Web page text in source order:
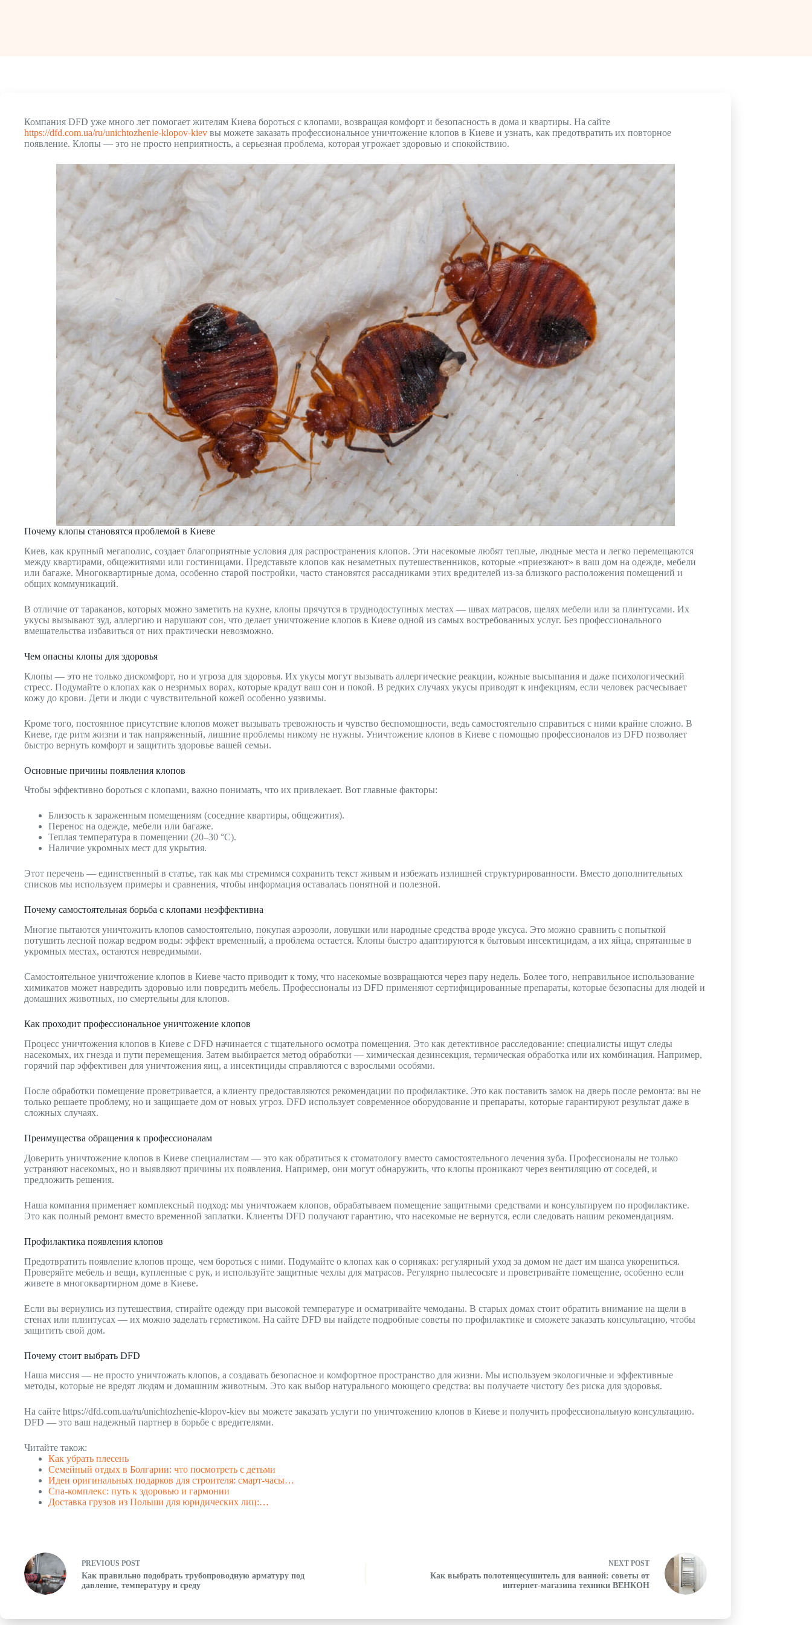
Компания DFD уже много лет помогает жителям Киева бороться с клопами, возвращая комфорт и безопасность в дома и квартиры. На сайте
https://dfd.com.ua/ru/unichtozhenie-klopov-kiev вы можете заказать профессиональное уничтожение клопов в Киеве и узнать, как предотвратить их повторное
появление. Клопы — это не просто неприятность, а серьезная проблема, которая угрожает здоровью и спокойствию.
Почему клопы становятся проблемой в Киеве
Киев, как крупный мегаполис, создает благоприятные условия для распространения клопов. Эти насекомые любят теплые, людные места и легко перемещаются
между квартирами, общежитиями или гостиницами. Представьте клопов как незаметных путешественников, которые «приезжают» в ваш дом на одежде, мебели
или багаже. Многоквартирные дома, особенно старой постройки, часто становятся рассадниками этих вредителей из-за близкого расположения помещений и
общих коммуникаций.
В отличие от тараканов, которых можно заметить на кухне, клопы прячутся в труднодоступных местах — швах матрасов, щелях мебели или за плинтусами. Их
укусы вызывают зуд, аллергию и нарушают сон, что делает уничтожение клопов в Киеве одной из самых востребованных услуг. Без профессионального
вмешательства избавиться от них практически невозможно.
Чем опасны клопы для здоровья
Клопы — это не только дискомфорт, но и угроза для здоровья. Их укусы могут вызывать аллергические реакции, кожные высыпания и даже психологический
стресс. Подумайте о клопах как о незримых ворах, которые крадут ваш сон и покой. В редких случаях укусы приводят к инфекциям, если человек расчесывает
кожу до крови. Дети и люди с чувствительной кожей особенно уязвимы.
Кроме того, постоянное присутствие клопов может вызывать тревожность и чувство беспомощности, ведь самостоятельно справиться с ними крайне сложно. В
Киеве, где ритм жизни и так напряженный, лишние проблемы никому не нужны. Уничтожение клопов в Киеве с помощью профессионалов из DFD позволяет
быстро вернуть комфорт и защитить здоровье вашей семьи.
Основные причины появления клопов
Чтобы эффективно бороться с клопами, важно понимать, что их привлекает. Вот главные факторы:
Близость к зараженным помещениям (соседние квартиры, общежития).
Перенос на одежде, мебели или багаже.
Теплая температура в помещении (20–30 °C).
Наличие укромных мест для укрытия.
Этот перечень — единственный в статье, так как мы стремимся сохранить текст живым и избежать излишней структурированности. Вместо дополнительных
списков мы используем примеры и сравнения, чтобы информация оставалась понятной и полезной.
Почему самостоятельная борьба с клопами неэффективна
Многие пытаются уничтожить клопов самостоятельно, покупая аэрозоли, ловушки или народные средства вроде уксуса. Это можно сравнить с попыткой
потушить лесной пожар ведром воды: эффект временный, а проблема остается. Клопы быстро адаптируются к бытовым инсектицидам, а их яйца, спрятанные в
укромных местах, остаются невредимыми.
Самостоятельное уничтожение клопов в Киеве часто приводит к тому, что насекомые возвращаются через пару недель. Более того, неправильное использование
химикатов может навредить здоровью или повредить мебель. Профессионалы из DFD применяют сертифицированные препараты, которые безопасны для людей и
домашних животных, но смертельны для клопов.
Как проходит профессиональное уничтожение клопов
Процесс уничтожения клопов в Киеве с DFD начинается с тщательного осмотра помещения. Это как детективное расследование: специалисты ищут следы
насекомых, их гнезда и пути перемещения. Затем выбирается метод обработки — химическая дезинсекция, термическая обработка или их комбинация. Например,
горячий пар эффективен для уничтожения яиц, а инсектициды справляются с взрослыми особями.
После обработки помещение проветривается, а клиенту предоставляются рекомендации по профилактике. Это как поставить замок на дверь после ремонта: вы не
только решаете проблему, но и защищаете дом от новых угроз. DFD использует современное оборудование и препараты, которые гарантируют результат даже в
сложных случаях.
Преимущества обращения к профессионалам
Доверить уничтожение клопов в Киеве специалистам — это как обратиться к стоматологу вместо самостоятельного лечения зуба. Профессионалы не только
устраняют насекомых, но и выявляют причины их появления. Например, они могут обнаружить, что клопы проникают через вентиляцию от соседей, и
предложить решения.
Наша компания применяет комплексный подход: мы уничтожаем клопов, обрабатываем помещение защитными средствами и консультируем по профилактике.
Это как полный ремонт вместо временной заплатки. Клиенты DFD получают гарантию, что насекомые не вернутся, если следовать нашим рекомендациям.
Профилактика появления клопов
Предотвратить появление клопов проще, чем бороться с ними. Подумайте о клопах как о сорняках: регулярный уход за домом не дает им шанса укорениться.
Проверяйте мебель и вещи, купленные с рук, и используйте защитные чехлы для матрасов. Регулярно пылесосьте и проветривайте помещение, особенно если
живете в многоквартирном доме в Киеве.
Если вы вернулись из путешествия, стирайте одежду при высокой температуре и осматривайте чемоданы. В старых домах стоит обратить внимание на щели в
стенах или плинтусах — их можно заделать герметиком. На сайте DFD вы найдете подробные советы по профилактике и сможете заказать консультацию, чтобы
защитить свой дом.
Почему стоит выбрать DFD
Наша миссия — не просто уничтожать клопов, а создавать безопасное и комфортное пространство для жизни. Мы используем экологичные и эффективные
методы, которые не вредят людям и домашним животным. Это как выбор натурального моющего средства: вы получаете чистоту без риска для здоровья.
На сайте https://dfd.com.ua/ru/unichtozhenie-klopov-kiev вы можете заказать услуги по уничтожению клопов в Киеве и получить профессиональную консультацию.
DFD — это ваш надежный партнер в борьбе с вредителями.
Читайте також:
Как убрать плесень
Семейный отдых в Болгарии: что посмотреть с детьми
Идеи оригинальных подарков для строителя: смарт-часы…
Спа-комплекс: путь к здоровью и гармонии
Доставка грузов из Польши для юридических лиц:…
PREVIOUS POST
Как правильно подобрать трубопроводную арматуру под
давление, температуру и среду
NEXT POST
Как выбрать полотенцесушитель для ванной: советы от
интернет-магазина техники ВЕНКОН